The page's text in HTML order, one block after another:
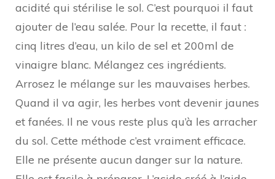
acidité qui stérilise le sol. C’est pourquoi il faut
ajouter de l’eau salée. Pour la recette, il faut :
cinq litres d’eau, un kilo de sel et 200ml de
vinaigre blanc. Mélangez ces ingrédients.
Arrosez le mélange sur les mauvaises herbes.
Quand il va agir, les herbes vont devenir jaunes
et fanées. Il ne vous reste plus qu’à les arracher
du sol. Cette méthode c’est vraiment efficace.
Elle ne présente aucun danger sur la nature.